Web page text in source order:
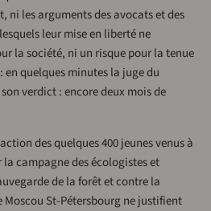
ni les arguments des avocats et des
leur mise en liberté ne
la société, ni un risque pour la tenue
en quelques minutes la juge du
verdict : encore deux mois de
des quelques 400 jeunes venus à
campagne des écologistes et
de la forêt et contre la
St-Pétersbourg ne justifient